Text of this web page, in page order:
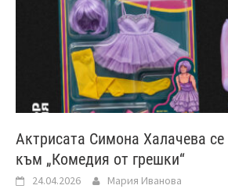
Актрисата Симона Халачева
към „Комедия от грешки“
24.04.2026 Мария Иванова